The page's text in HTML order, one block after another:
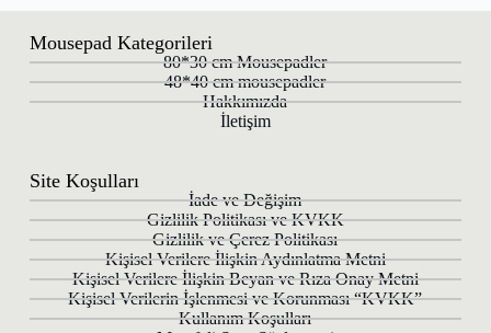
Mousepad Kategorileri
80*30 cm Mousepadler
48*40 cm mousepadler
Hakkımızda
İletişim
Site Koşulları
İade ve Değişim
Gizlilik Politikası ve KVKK
Gizlilik ve Çerez Politikası
Kişisel Verilere İlişkin Aydınlatma Metni
Kişisel Verilere İlişkin Beyan ve Rıza Onay Metni
Kişisel Verilerin İşlenmesi ve Korunması “KVKK”
Kullanım Koşulları